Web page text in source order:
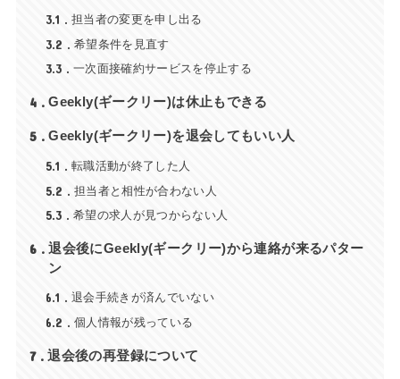
3.1 担当者の変更を申し出る
3.2 希望条件を見直す
3.3 一次面接確約サービスを停止する
4 Geekly(ギークリー)は休止もできる
5 Geekly(ギークリー)を退会してもいい人
5.1 転職活動が終了した人
5.2 担当者と相性が合わない人
5.3 希望の求人が見つからない人
6
退会後にGeekly(ギークリー)から連絡が来るパター
ン
6.1 退会手続きが済んでいない
6.2 個人情報が残っている
7 退会後の再登録について